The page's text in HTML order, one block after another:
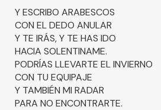
Y ESCRIBO ARABESCOS
CON EL DEDO ANULAR
Y TE IRÁS, Y TE HAS IDO
HACIA SOLENTINAME.
PODRÍAS LLEVARTE EL INVIERNO
CON TU EQUIPAJE
Y TAMBIÉN MI RADAR
PARA NO ENCONTRARTE.